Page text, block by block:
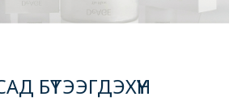
БҮТЭЭГДЭХҮҮН